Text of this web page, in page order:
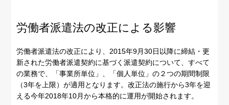
労働者派遣法の改正による影響
労働者派遣法の改正により、2015年9月30日以降に締結・更
新された労働者派遣契約に基づく派遣契約について、すべて
の業務で、「事業所単位」、「個人単位」の２つの期間制限
（3年を上限）が適用となります。改正法の施行から3年を迎
える今年2018年10月から本格的に運用が開始されます。